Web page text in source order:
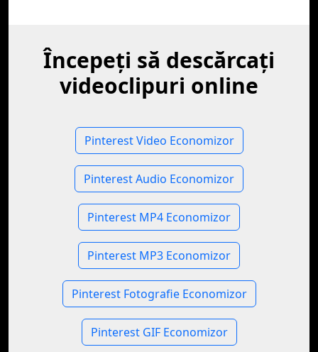
Începeți să descărcați
videoclipuri online
Pinterest Video Economizor
Pinterest Audio Economizor
Pinterest MP4 Economizor
Pinterest MP3 Economizor
Pinterest Fotografie Economizor
Pinterest GIF Economizor